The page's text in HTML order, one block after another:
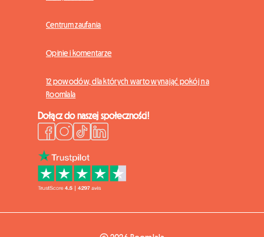
Centrum zaufania
Opinie i komentarze
12 powodów, dla których warto wynająć pokój na
Roomlala
Dołącz do naszej społeczności!